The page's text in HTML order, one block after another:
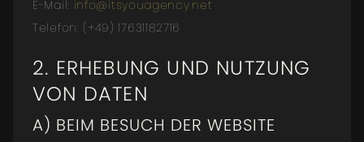
E-Mail: info@itsyouagency.net
Telefon: (+49) 17631182716
2. ERHEBUNG UND NUTZUNG
VON DATEN
A) BEIM BESUCH DER WEBSITE